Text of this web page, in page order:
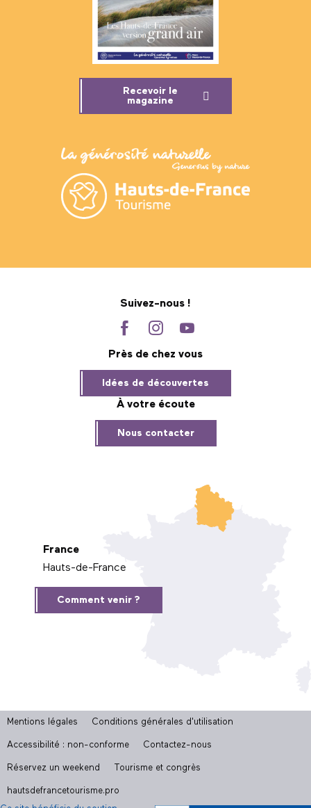
Recevoir le
magazine
Suivez-nous !
Près de chez vous
Idées de découvertes
À votre écoute
Nous contacter
France
Hauts-de-France
Comment venir ?
Mentions légales Conditions générales d'utilisation
Accessibilité : non-conforme Contactez-nous
Réservez un weekend Tourisme et congrès
hautsdefrancetourisme.pro